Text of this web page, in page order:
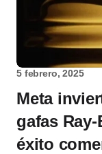
5 febrero, 2025
Meta
gafas
éxito